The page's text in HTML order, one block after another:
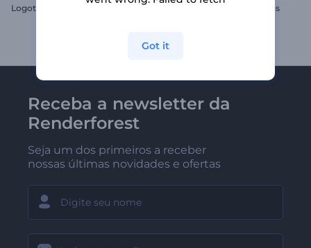
Logotipo de Partículas Brilhantes Intro com Formas Giratórias
Receba a newsletter da
Renderforest
Seja um dos primeiros a receber
nossas últimas novidades e ofertas
Got it